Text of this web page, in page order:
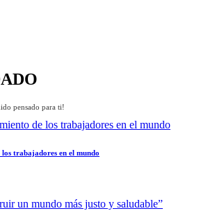
pensado para ti!
trabajadores en el mundo